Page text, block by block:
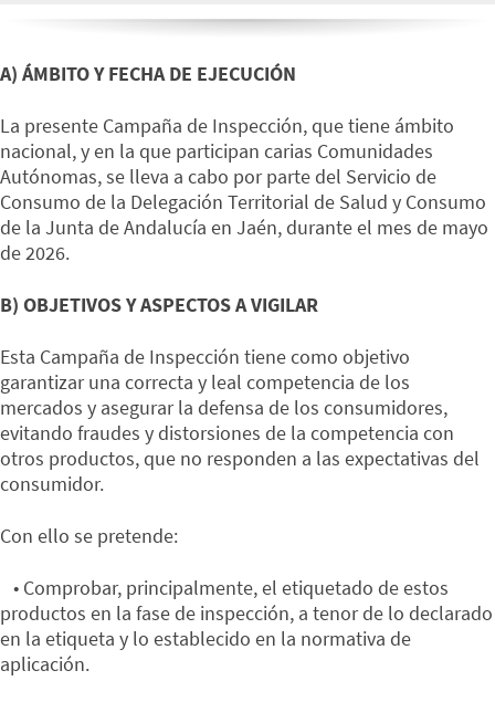
A) ÁMBITO Y FECHA DE EJECUCIÓN
La presente Campaña de Inspección, que tiene ámbito
nacional, y en la que participan carias Comunidades
Autónomas, se lleva a cabo por parte del Servicio de
Consumo de la Delegación Territorial de Salud y Consumo
de la Junta de Andalucía en Jaén, durante el mes de mayo
de 2026.
B) OBJETIVOS Y ASPECTOS A VIGILAR
Esta Campaña de Inspección tiene como objetivo
garantizar una correcta y leal competencia de los
mercados y asegurar la defensa de los consumidores,
evitando fraudes y distorsiones de la competencia con
otros productos, que no responden a las expectativas del
consumidor.
Con ello se pretende:
• Comprobar, principalmente, el etiquetado de estos
productos en la fase de inspección, a tenor de lo declarado
en la etiqueta y lo establecido en la normativa de
aplicación.